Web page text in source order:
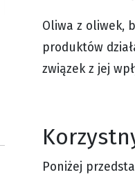
Oliwa z oliwek,
produktów
związek z jej
Poniżej